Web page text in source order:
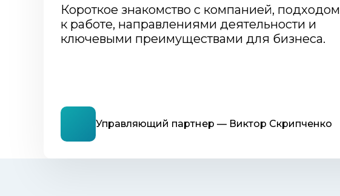
Короткое знакомство с компанией, подходом
к работе, направлениями деятельности и
ключевыми преимуществами для бизнеса.
Управляющий партнер — Виктор Скрипченко